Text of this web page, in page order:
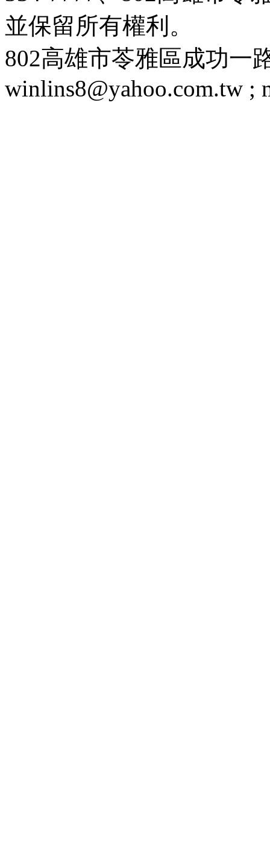
並保留所有權利。
802高雄市苓雅區成功一
winlins8@yahoo.com.tw ;